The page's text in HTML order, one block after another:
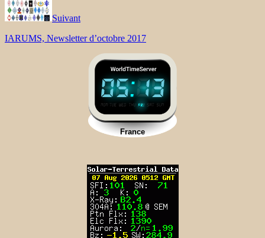
Suivant
IARUMS, Newsletter d’octobre 2017